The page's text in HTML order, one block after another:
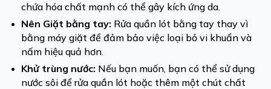
chứa hóa chất mạnh có thể gây kích ứng da.
Nên Giặt bằng tay: Rửa quần lót bằng tay thay vì
bằng máy giặt để đảm bảo việc loại bỏ vi khuẩn và
nấm hiệu quả hơn.
Khử trùng nước: Nếu bạn muốn, bạn có thể sử dụng
nước sôi để rửa quần lót hoặc thêm một chút chất